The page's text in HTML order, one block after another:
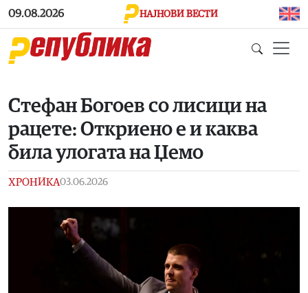
Skip to main content
09.08.2026 НАЈНОВИ ВЕСТИ
Стефан Богоев со лисици на
рацете: Откриено е и каква
била улогата на Џемо
ХРОНИКА03.06.2026